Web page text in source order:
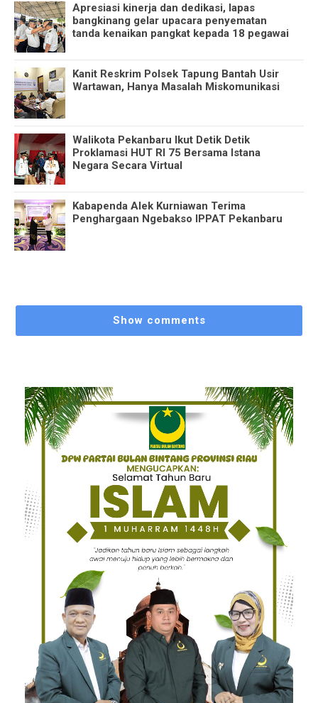
Apresiasi kinerja dan dedikasi, lapas
bangkinang gelar upacara penyematan
tanda kenaikan pangkat kepada 18 pegawai
Kanit Reskrim Polsek Tapung Bantah Usir
Wartawan, Hanya Masalah Miskomunikasi
Walikota Pekanbaru Ikut Detik Detik
Proklamasi HUT RI 75 Bersama Istana
Negara Secara Virtual
Kabapenda Alek Kurniawan Terima
Penghargaan Ngebakso IPPAT Pekanbaru
Show comments